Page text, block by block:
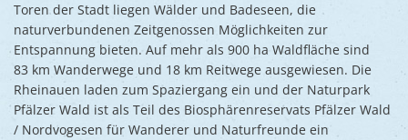
Toren der Stadt liegen Wälder und Badeseen, die
naturverbundenen Zeitgenossen Möglichkeiten zur
Entspannung bieten. Auf mehr als 900 ha Waldfläche sind
83 km Wanderwege und 18 km Reitwege ausgewiesen. Die
Rheinauen laden zum Spaziergang ein und der Naturpark
Pfälzer Wald ist als Teil des Biosphärenreservats Pfälzer Wald
/ Nordvogesen für Wanderer und Naturfreunde ein